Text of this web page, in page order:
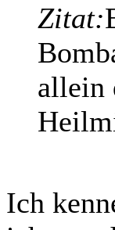
Zitat:
allein
Ich